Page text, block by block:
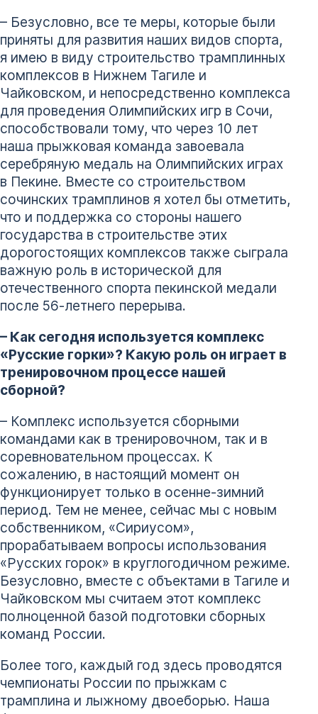
– Безусловно, все те меры, которые были
приняты для развития наших видов спорта,
я имею в виду строительство трамплинных
комплексов в Нижнем Тагиле и
Чайковском, и непосредственно комплекса
для проведения Олимпийских игр в Сочи,
способствовали тому, что через 10 лет
наша прыжковая команда завоевала
серебряную медаль на Олимпийских играх
в Пекине. Вместе со строительством
сочинских трамплинов я хотел бы отметить,
что и поддержка со стороны нашего
государства в строительстве этих
дорогостоящих комплексов также сыграла
важную роль в исторической для
отечественного спорта пекинской медали
после 56-летнего перерыва.
– Как сегодня используется комплекс
«Русские горки»? Какую роль он играет в
тренировочном процессе нашей
сборной?
– Комплекс используется сборными
командами как в тренировочном, так и в
соревновательном процессах. К
сожалению, в настоящий момент он
функционирует только в осенне-зимний
период. Тем не менее, сейчас мы с новым
собственником, «Сириусом»,
прорабатываем вопросы использования
«Русских горок» в круглогодичном режиме.
Безусловно, вместе с объектами в Тагиле и
Чайковском мы считаем этот комплекс
полноценной базой подготовки сборных
команд России.
Более того, каждый год здесь проводятся
чемпионаты России по прыжкам с
трамплина и лыжному двоеборью. Наша